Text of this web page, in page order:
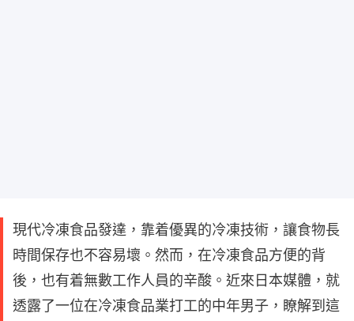
現代冷凍食品發達，靠着優異的冷凍技術，讓食物長
時間保存也不容易壞。然而，在冷凍食品方便的背
後，也有着無數工作人員的辛酸。近來日本媒體，就
透露了一位在冷凍食品業打工的中年男子，瞭解到這